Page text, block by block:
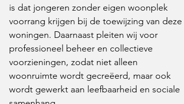
is dat jongeren zonder eigen woonplek
voorrang krijgen bij de toewijzing van deze
woningen. Daarnaast pleiten wij voor
professioneel beheer en collectieve
voorzieningen, zodat niet alleen
woonruimte wordt gecreëerd, maar ook
wordt gewerkt aan leefbaarheid en sociale